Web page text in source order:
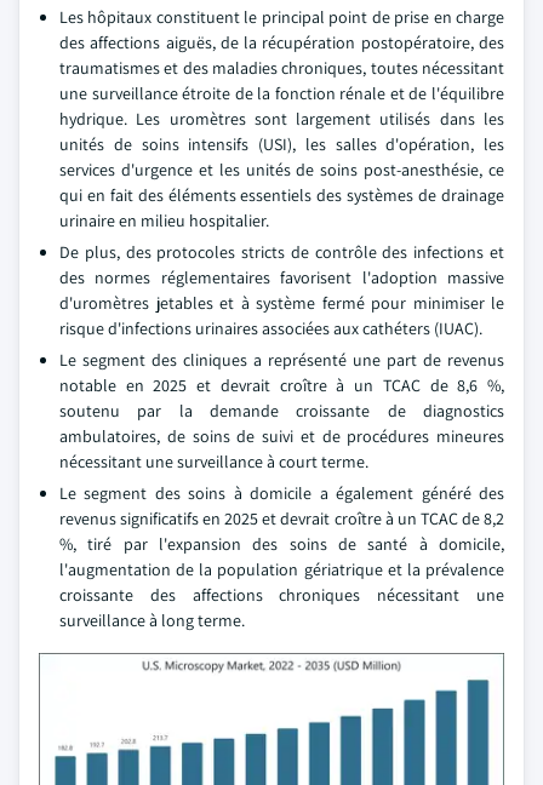
Les hôpitaux constituent le principal point de prise en charge
des affections aiguës, de la récupération postopératoire, des
traumatismes et des maladies chroniques, toutes nécessitant
une surveillance étroite de la fonction rénale et de l'équilibre
hydrique. Les uromètres sont largement utilisés dans les
unités de soins intensifs (USI), les salles d'opération, les
services d'urgence et les unités de soins post-anesthésie, ce
qui en fait des éléments essentiels des systèmes de drainage
urinaire en milieu hospitalier.
De plus, des protocoles stricts de contrôle des infections et
des normes réglementaires favorisent l'adoption massive
d'uromètres jetables et à système fermé pour minimiser le
risque d'infections urinaires associées aux cathéters (IUAC).
Le segment des cliniques a représenté une part de revenus
notable en 2025 et devrait croître à un TCAC de 8,6 %,
soutenu par la demande croissante de diagnostics
ambulatoires, de soins de suivi et de procédures mineures
nécessitant une surveillance à court terme.
Le segment des soins à domicile a également généré des
revenus significatifs en 2025 et devrait croître à un TCAC de 8,2
%, tiré par l'expansion des soins de santé à domicile,
l'augmentation de la population gériatrique et la prévalence
croissante des affections chroniques nécessitant une
surveillance à long terme.